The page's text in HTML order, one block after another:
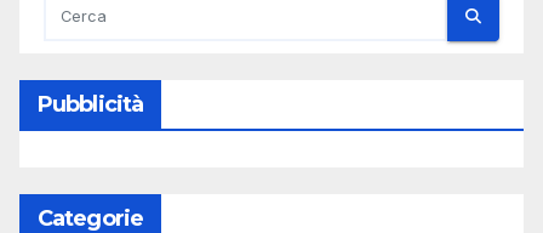
Pubblicità
Categorie